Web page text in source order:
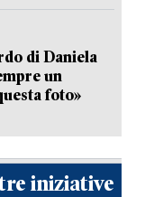
di Daniela
un
foto»
iniziative